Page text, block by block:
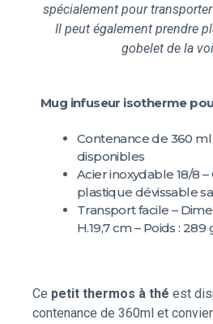
spécialement pour
Il peut également prendre
gobelet de la
Mug infuseur isotherme
Contenance de 360 ml
disponibles
Acier inoxydable 18/8
plastique dévissable
Transport facile –
H.19,7 cm – Poids :
Ce petit thermos à thé est
contenance de 360ml et